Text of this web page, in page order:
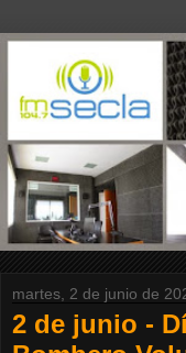
martes, 2 de junio de
2 de junio -